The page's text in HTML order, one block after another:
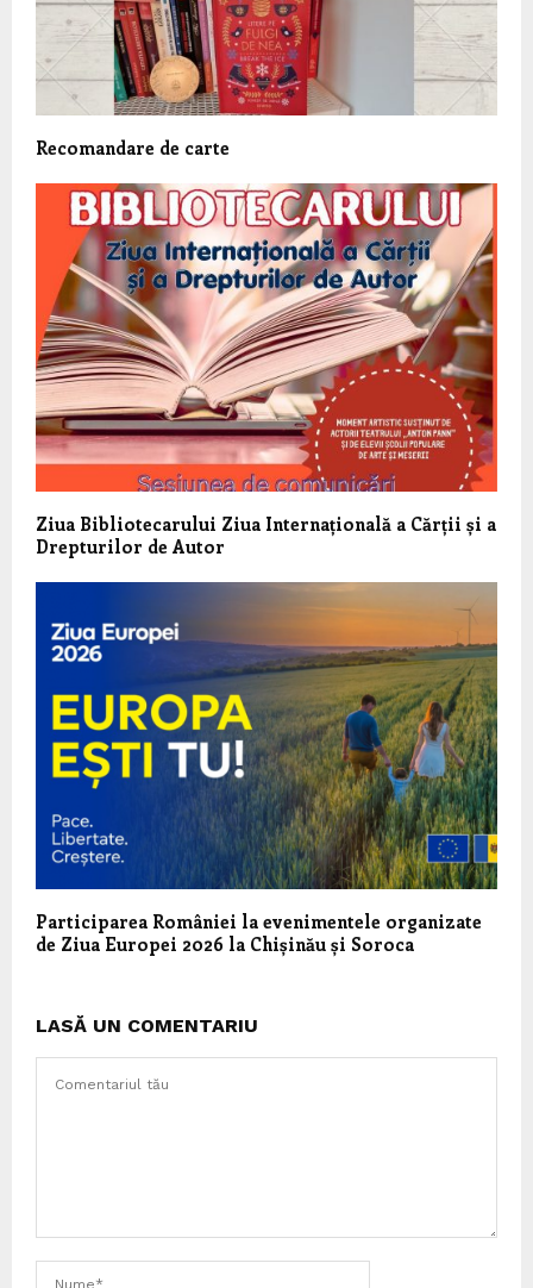
Recomandare de carte
Ziua Bibliotecarului Ziua Internațională a Cărții și a
Drepturilor de Autor
Participarea României la evenimentele organizate
de Ziua Europei 2026 la Chișinău și Soroca
LASĂ UN COMENTARIU